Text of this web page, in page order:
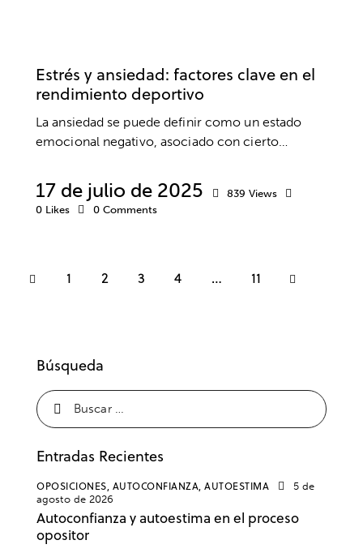
Estrés y ansiedad: factores clave en el
rendimiento deportivo
La ansiedad se puede definir como un estado
emocional negativo, asociado con cierto…
17 de julio de 2025 839 Views
0 Likes 0 Comments
1 2 3 4 … 11
>
Búsqueda
Entradas Recientes
OPOSICIONES, AUTOCONFIANZA, AUTOESTIMA
5 de
agosto de 2026
Autoconfianza y autoestima en el proceso
opositor